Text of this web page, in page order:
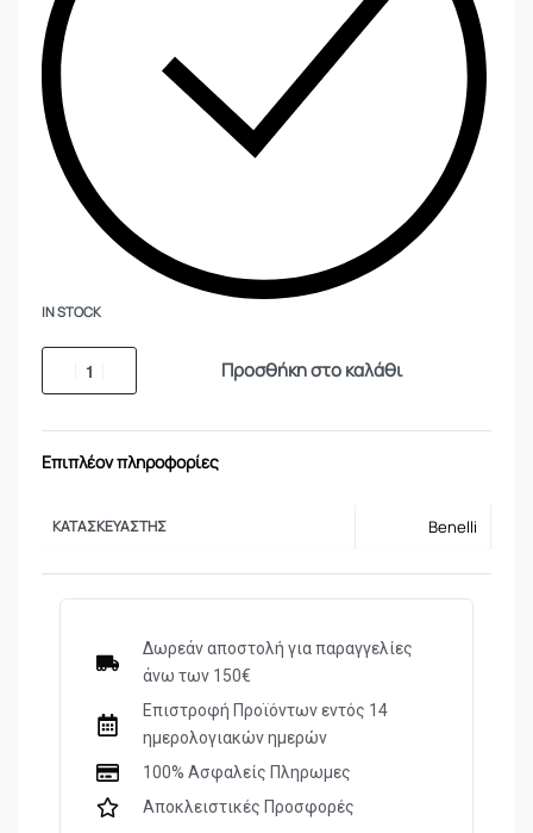
IN STOCK
Προσθήκη στο καλάθι
Επιπλέον πληροφορίες
ΚΑΤΑΣΚΕΥΑΣΤΉΣ Benelli
Δωρεάν αποστολή για παραγγελίες
άνω των 150€
Επιστροφή Προϊόντων εντός 14
ημερολογιακών ημερών
100% Ασφαλείς Πληρωμες
Αποκλειστικές Προσφορές